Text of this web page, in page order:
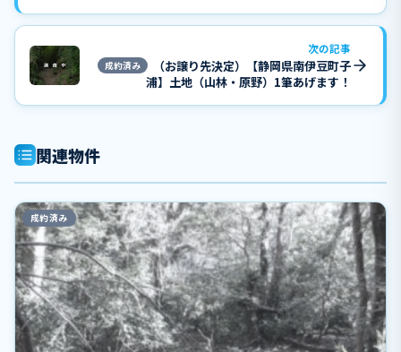
次の記事
成約済み
（お譲り先決定）【静岡県南伊豆町子
浦】土地（山林・原野）1筆あげます！
関連物件
成約済み